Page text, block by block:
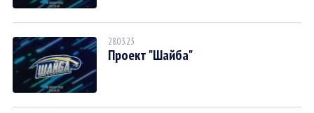
28.03.23
Проект "Шайба"